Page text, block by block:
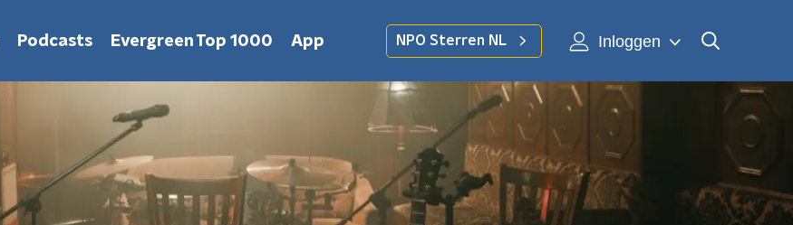
Podcasts Evergreen Top 1000 App NPO Sterren NL Inloggen